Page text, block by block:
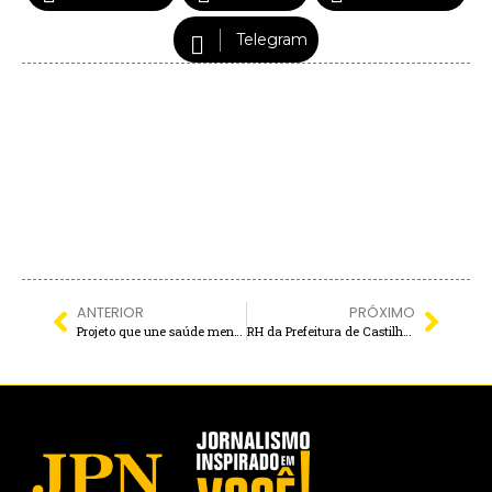
Telegram
ANTERIOR
Projeto que une saúde mental e convivência comunitária forma primeira turma em Itapura
PRÓXIMO
RH da Prefeitura de Castilho inicia divulgação oficial do cadastro prévio para futuro PDV